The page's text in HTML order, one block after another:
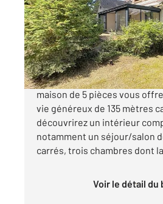
Maison à vendre
464 900 €
Maison de caractère
maison de 5 pièces vous
vie généreux de 135 mètres
découvrirez un intérieur
notamment un séjour/salon
carrés, trois chambres dont
Voir le détail du